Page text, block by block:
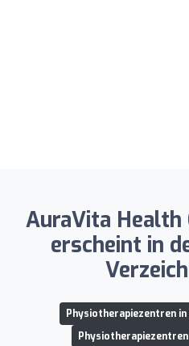
AuraVita Health
erscheint in
Physiotherapiezentren